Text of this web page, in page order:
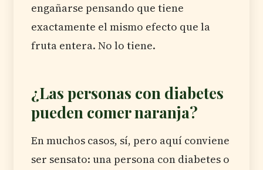
engañarse pensando que tiene
exactamente el mismo efecto que la
fruta entera. No lo tiene.
¿Las personas con diabetes
pueden comer naranja?
En muchos casos, sí, pero aquí conviene
ser sensato: una persona con diabetes o